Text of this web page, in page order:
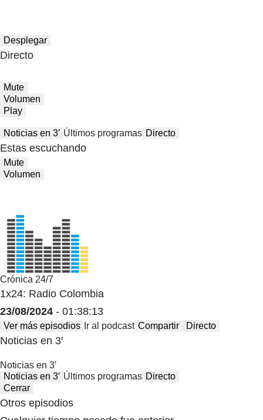
Desplegar
Directo
Mute
Volumen
Play
Noticias en 3′ Últimos programas Directo
Estas escuchando
Mute
Volumen
Crónica 24/7
1x24: Radio Colombia
23/08/2024 - 01:38:13
Ver más episodios Ir al podcast Compartir Directo
Noticias en 3′
Noticias en 3′
Noticias en 3′ Últimos programas Directo
Cerrar
Otros episodios